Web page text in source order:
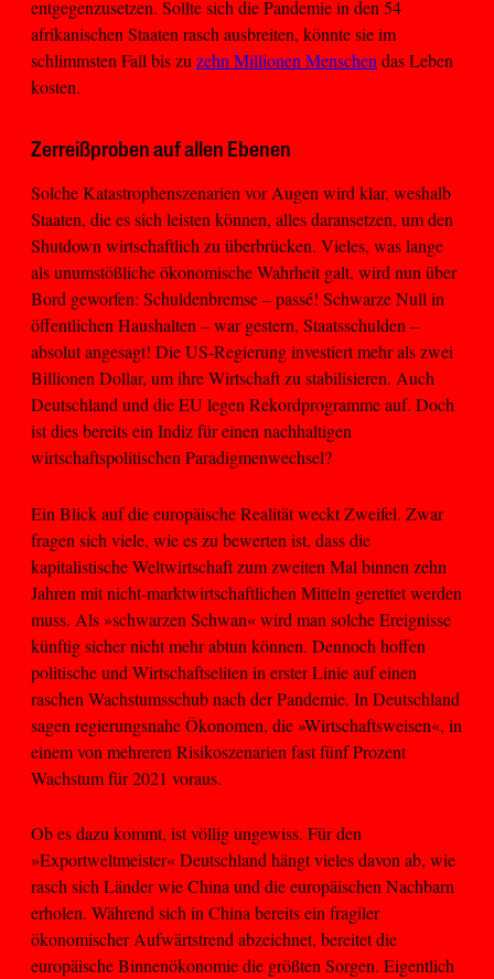
entgegenzusetzen. Sollte sich die Pandemie in den 54
afrikanischen Staaten rasch ausbreiten, könnte sie im
schlimmsten Fall bis zu zehn Millionen Menschen das Leben
kosten.
Zerreißproben auf allen Ebenen
Solche Katastrophenszenarien vor Augen wird klar, weshalb
Staaten, die es sich leisten können, alles daransetzen, um den
Shutdown wirtschaftlich zu überbrücken. Vieles, was lange
als unumstößliche ökonomische Wahrheit galt, wird nun über
Bord geworfen: Schuldenbremse – passé! Schwarze Null in
öffentlichen Haushalten – war gestern, Staatsschulden –
absolut angesagt! Die US-Regierung investiert mehr als zwei
Billionen Dollar, um ihre Wirtschaft zu stabilisieren. Auch
Deutschland und die EU legen Rekordprogramme auf. Doch
ist dies bereits ein Indiz für einen nachhaltigen
wirtschaftspolitischen Paradigmenwechsel?
Ein Blick auf die europäische Realität weckt Zweifel. Zwar
fragen sich viele, wie es zu bewerten ist, dass die
kapitalistische Weltwirtschaft zum zweiten Mal binnen zehn
Jahren mit nicht-marktwirtschaftlichen Mitteln gerettet werden
muss. Als »schwarzen Schwan« wird man solche Ereignisse
künftig sicher nicht mehr abtun können. Dennoch hoffen
politische und Wirtschaftseliten in erster Linie auf einen
raschen Wachstumsschub nach der Pandemie. In Deutschland
sagen regierungsnahe Ökonomen, die »Wirtschaftsweisen«, in
einem von mehreren Risikoszenarien fast fünf Prozent
Wachstum für 2021 voraus.
Ob es dazu kommt, ist völlig ungewiss. Für den
»Exportweltmeister« Deutschland hängt vieles davon ab, wie
rasch sich Länder wie China und die europäischen Nachbarn
erholen. Während sich in China bereits ein fragiler
ökonomischer Aufwärtstrend abzeichnet, bereitet die
europäische Binnenökonomie die größten Sorgen. Eigentlich